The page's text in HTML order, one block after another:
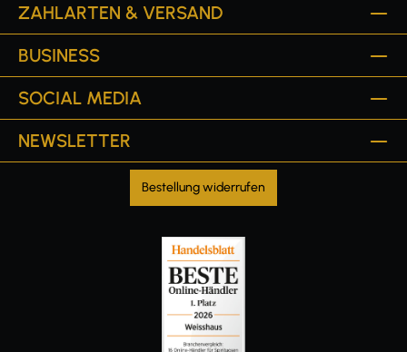
ZAHLARTEN & VERSAND
BUSINESS
SOCIAL MEDIA
NEWSLETTER
Bestellung widerrufen